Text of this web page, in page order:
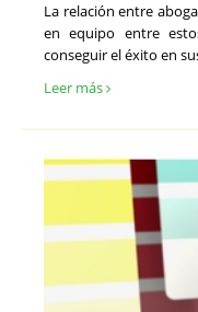
La relación entre
en equipo entre
conseguir el éxito en
Leer más